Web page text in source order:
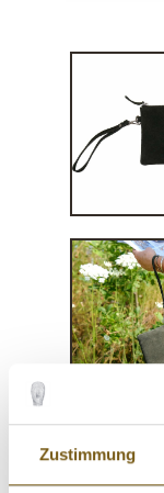
Zustimmung
Alpha